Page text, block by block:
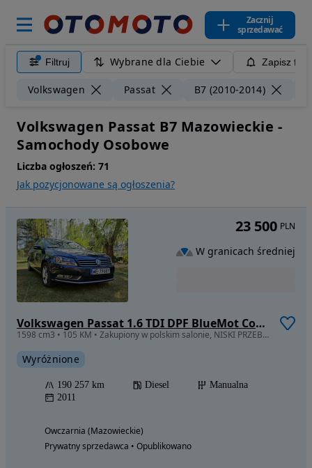
Zacznij
sprzedawać
Filtruj Wybrane dla Ciebie Zapisz
Volkswagen Passat B7 (2010-2014)
Volkswagen Passat B7 Mazowieckie -
Samochody Osobowe
Liczba ogłoszeń: 71
Jak pozycjonowane są ogłoszenia?
Volkswagen Passat 1.6 TDI DPF BlueMot Comfortline
1598 cm3 • 105 KM • Zakupiony w polskim salonie, NISKI PRZEBIEG
Wyróżnione
190 257 km Diesel
Manualna
2011
Owczarnia (Mazowieckie)
Prywatny sprzedawca • Opublikowano
23 500 PLN
W granicach średniej